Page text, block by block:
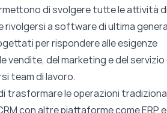
di svolgere tutte le attività di
rivolgersi a software di ultima
per rispondere alle esigenze
del marketing e del servizio
team di lavoro.
trasformare le operazioni
con altre piattaforme come ERP